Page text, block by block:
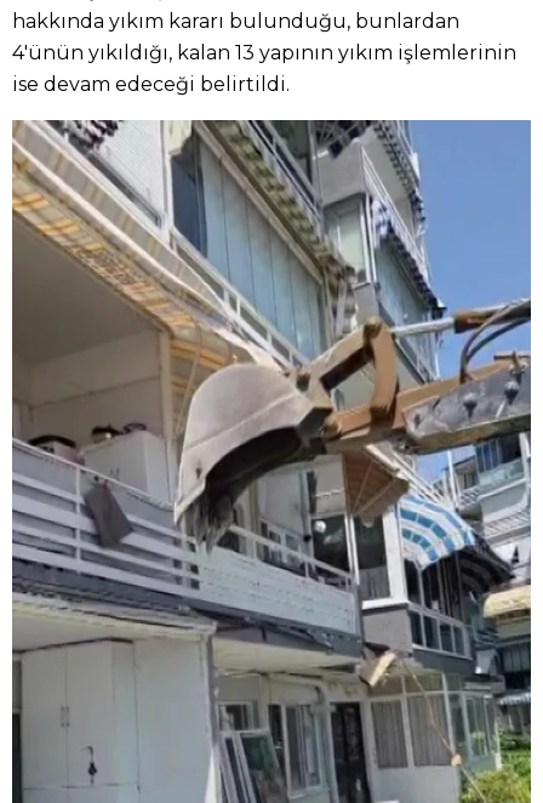
hakkında yıkım kararı bulunduğu, bunlardan
4'ünün yıkıldığı, kalan 13 yapının yıkım işlemlerinin
ise devam edeceği belirtildi.